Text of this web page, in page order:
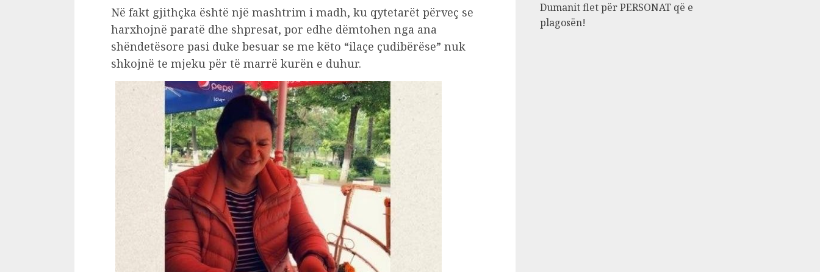
Në fakt gjithçka është një mashtrim i madh, ku qytetarët përveç se
harxhojnë paratë dhe shpresat, por edhe dëmtohen nga ana
shëndetësore pasi duke besuar se me këto “ilaçe çudibërëse” nuk
shkojnë te mjeku për të marrë kurën e duhur.
Dumanit flet për PERSONAT që e
plagosën!